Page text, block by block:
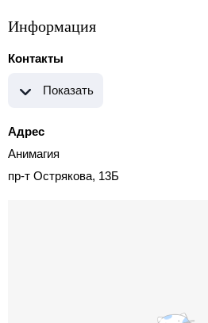
Информация
Контакты
Показать
Адрес
Анимагия
пр-т Острякова, 13Б